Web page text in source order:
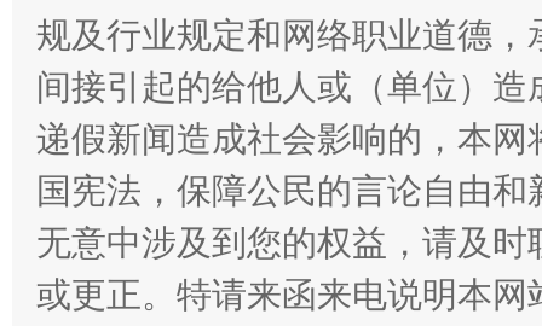
千年窑火 生生不息
规及行业规定和网络职业道德
间接引起的给他人或（单位）
递假新闻造成社会影响的，本
国宪法，保障公民的言论自由
无意中涉及到您的权益，请及
或更正。特请来函来电说明本